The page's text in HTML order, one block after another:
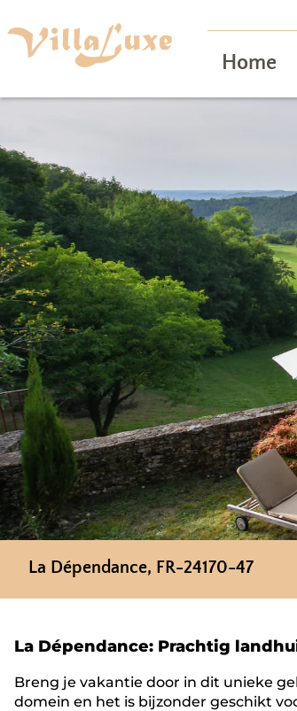
Home
La Dépendance, FR-24170-47
La Dépendance: Prachtig
Breng je vakantie door in dit unieke
domein en het is bijzonder geschikt